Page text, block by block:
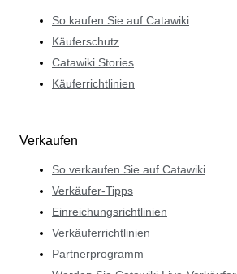
So kaufen Sie auf Catawiki
Käuferschutz
Catawiki Stories
Käuferrichtlinien
Verkaufen
So verkaufen Sie auf Catawiki
Verkäufer-Tipps
Einreichungsrichtlinien
Verkäuferrichtlinien
Partnerprogramm